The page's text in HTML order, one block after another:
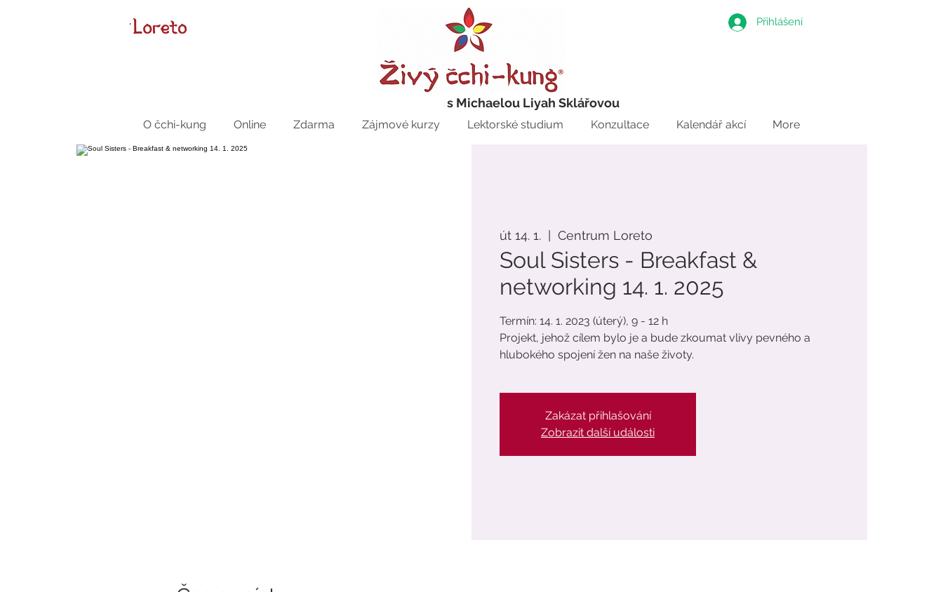
Přihlášení
s Michaelou Liyah Sklářovou
O čchi-kung Online Zdarma Zájmové kurzy Lektorské studium Konzultace Kalendář akcí More
út 14. 1. Centrum Loreto
Soul Sisters - Breakfast &
networking 14. 1. 2025
Termín: 14. 1. 2023 (úterý), 9 - 12 h
Projekt, jehož cílem bylo je a bude zkoumat vlivy pevného a
hlubokého spojení žen na naše životy.
Zakázat přihlašování
Zobrazit další události